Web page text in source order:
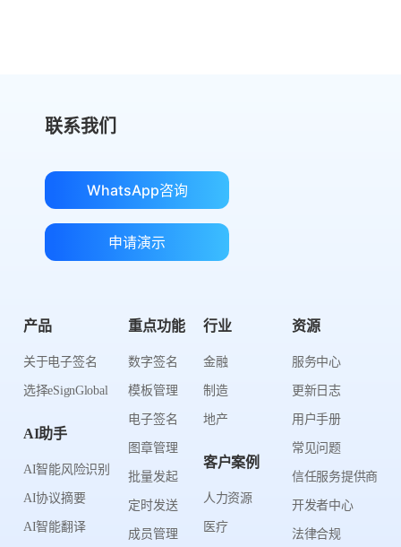
联系我们
WhatsApp咨询
申请演示
产品
关于电子签名
选择eSignGlobal
AI助手
AI智能风险识别
AI协议摘要
AI智能翻译
重点功能
数字签名
模板管理
电子签名
图章管理
批量发起
定时发送
成员管理
行业
金融
制造
地产
客户案例
人力资源
医疗
资源
服务中心
更新日志
用户手册
常见问题
信任服务提供商
开发者中心
法律合规